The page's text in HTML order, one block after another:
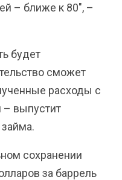
– ближе к 80", –
будет
сможет
расходы с
выпустит
сохранении
за баррель